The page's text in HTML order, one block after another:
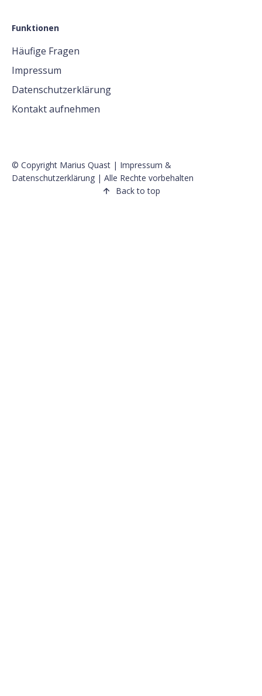
Funktionen
Häufige Fragen
Impressum
Datenschutzerklärung
Kontakt aufnehmen
© Copyright Marius Quast | Impressum &
Datenschutzerklärung | Alle Rechte vorbehalten
Back to top